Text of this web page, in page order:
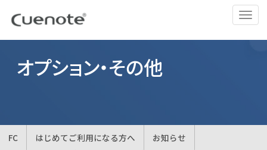
ナ
ビ
ゲ
切
オプション・その他
FC はじめてご利用になる方へ お知らせ